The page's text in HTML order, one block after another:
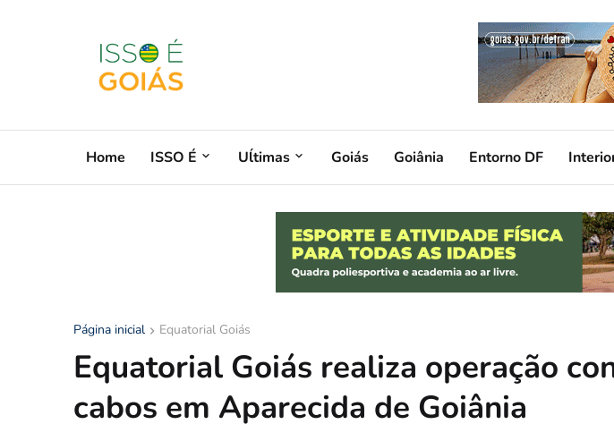
Home ISSO É Uĺtimas Goiás Goiânia Entorno DF
Página inicial Equatorial Goiás
Equatorial Goiás realiza operação
cabos em Aparecida de Goiânia